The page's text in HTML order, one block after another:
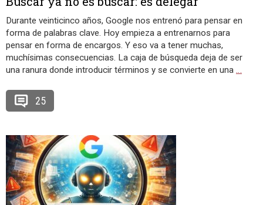
Durante veinticinco años, Google nos entrenó para pensar en
forma de palabras clave. Hoy empieza a entrenarnos para
pensar en forma de encargos. Y eso va a tener muchas,
muchísimas consecuencias. La caja de búsqueda deja de ser
una ranura donde introducir términos y se convierte en una …
25